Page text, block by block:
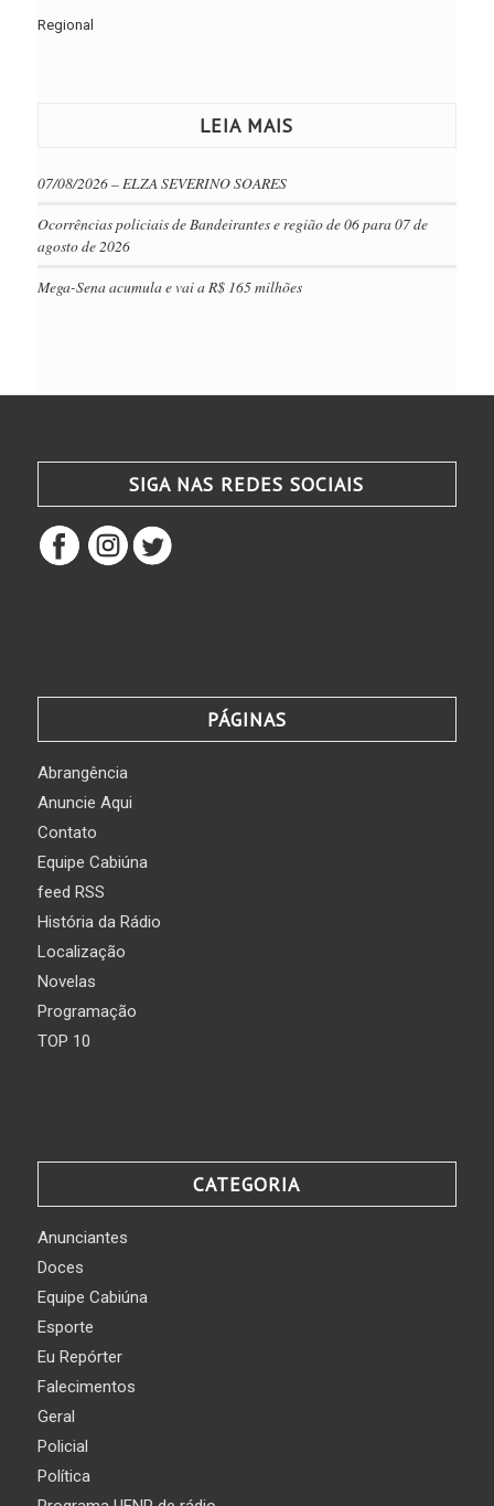
Regional
LEIA MAIS
07/08/2026 – ELZA SEVERINO SOARES
Ocorrências policiais de Bandeirantes e região de 06 para 07 de
agosto de 2026
Mega-Sena acumula e vai a R$ 165 milhões
SIGA NAS REDES SOCIAIS
PÁGINAS
Abrangência
Anuncie Aqui
Contato
Equipe Cabiúna
feed RSS
História da Rádio
Localização
Novelas
Programação
TOP 10
CATEGORIA
Anunciantes
Doces
Equipe Cabiúna
Esporte
Eu Repórter
Falecimentos
Geral
Policial
Política